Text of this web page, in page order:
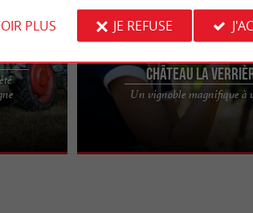
la rive
Château La
Un vignoble magnifique à
CHÂTEAU DE LA VERRIÈRE, VISITE
ENGAGÉ ET DÉGUSTATION EN
PLUS JE REFUSE